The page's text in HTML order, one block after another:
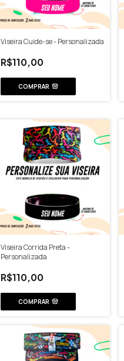
Viseira Cuide-se - Personalizada
R$110,00
COMPRAR
Viseira Corrida Preta -
Personalizada
R$110,00
COMPRAR